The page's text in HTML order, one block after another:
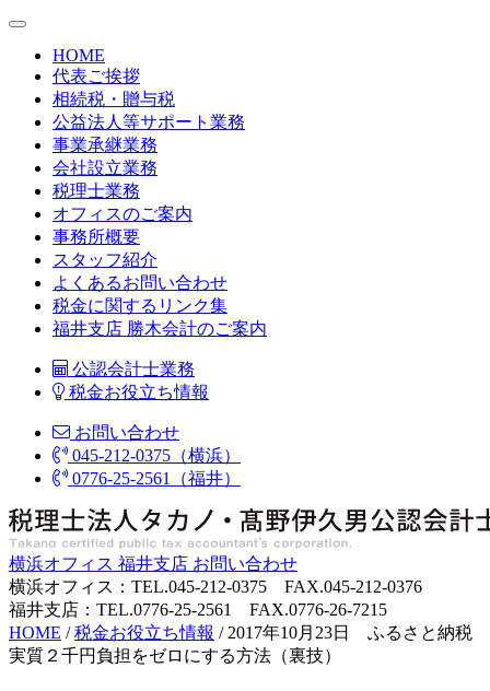
HOME
代表ご挨拶
相続税・贈与税
公益法人等サポート業務
事業承継業務
会社設立業務
税理士業務
オフィスのご案内
事務所概要
スタッフ紹介
よくあるお問い合わせ
税金に関するリンク集
福井支店 勝木会計のご案内
公認会計士業務
税金お役立ち情報
お問い合わせ
045-212-0375（横浜）
0776-25-2561（福井）
横浜オフィス 福井支店 お問い合わせ
横浜オフィス：TEL.045-212-0375 FAX.045-212-0376
福井支店：TEL.0776-25-2561 FAX.0776-26-7215
HOME /税金お役立ち情報 / 2017年10月23日 ふるさと納税
実質２千円負担をゼロにする方法（裏技）